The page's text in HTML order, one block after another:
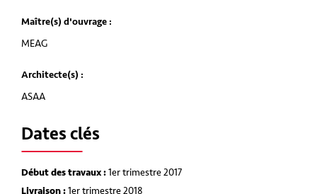
Maître(s) d'ouvrage :
MEAG
Architecte(s) :
ASAA
Dates clés
Début des travaux :1er trimestre 2017
Livraison :1er trimestre 2018